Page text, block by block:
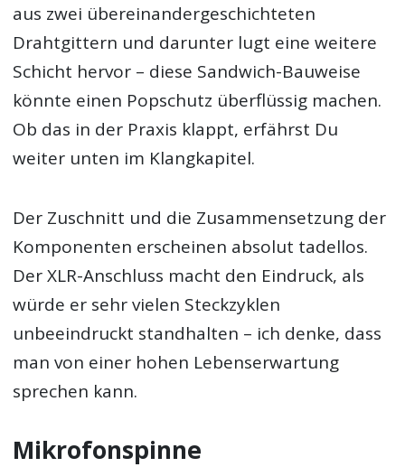
aus zwei übereinandergeschichteten
Drahtgittern und darunter lugt eine weitere
Schicht hervor – diese Sandwich-Bauweise
könnte einen Popschutz überflüssig machen.
Ob das in der Praxis klappt, erfährst Du
weiter unten im Klangkapitel.
Der Zuschnitt und die Zusammensetzung der
Komponenten erscheinen absolut tadellos.
Der XLR-Anschluss macht den Eindruck, als
würde er sehr vielen Steckzyklen
unbeeindruckt standhalten – ich denke, dass
man von einer hohen Lebenserwartung
sprechen kann.
Mikrofonspinne